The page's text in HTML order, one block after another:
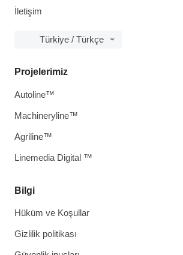
İletişim
Türkiye / Türkçe
Bilgi
Hüküm ve Koşullar
Gizlilik politikası
Projelerimiz
Autoline™
Machineryline™
Agriline™
Linemedia Digital ™